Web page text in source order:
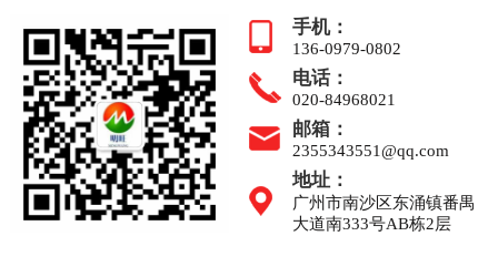
手机：
136-0979-0802
电话：
020-84968021
邮箱：
2355343551@qq.com
地址：
广州市南沙区东涌镇番禺
大道南333号AB栋2层